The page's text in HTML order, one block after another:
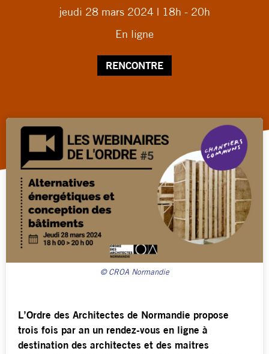
jeudi 28 mars 2024 | 18h - 20h
En ligne
RENCONTRE
© CROA Normandie
L’Ordre des Architectes de Normandie propose
trois fois par an un rendez-vous en ligne à
destination des architectes et des maitres